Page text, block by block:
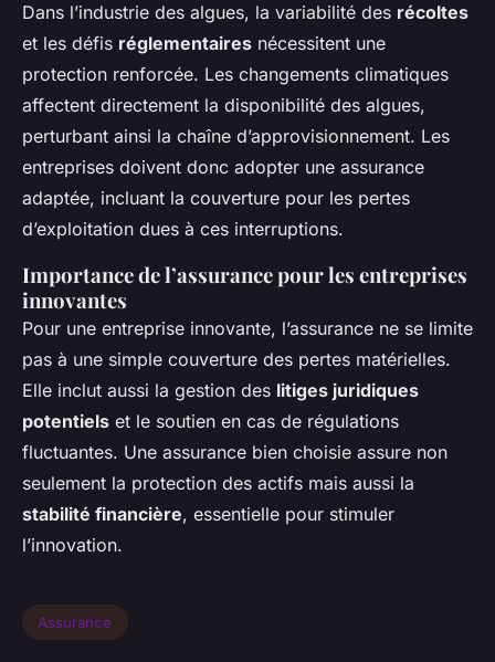
Dans l’industrie des algues, la variabilité des récoltes
et les défis réglementaires nécessitent une
protection renforcée. Les changements climatiques
affectent directement la disponibilité des algues,
perturbant ainsi la chaîne d’approvisionnement. Les
entreprises doivent donc adopter une assurance
adaptée, incluant la couverture pour les pertes
d’exploitation dues à ces interruptions.
Importance de l’assurance pour les entreprises
innovantes
Pour une entreprise innovante, l’assurance ne se limite
pas à une simple couverture des pertes matérielles.
Elle inclut aussi la gestion des litiges juridiques
potentiels et le soutien en cas de régulations
fluctuantes. Une assurance bien choisie assure non
seulement la protection des actifs mais aussi la
stabilité financière, essentielle pour stimuler
l’innovation.
Assurance